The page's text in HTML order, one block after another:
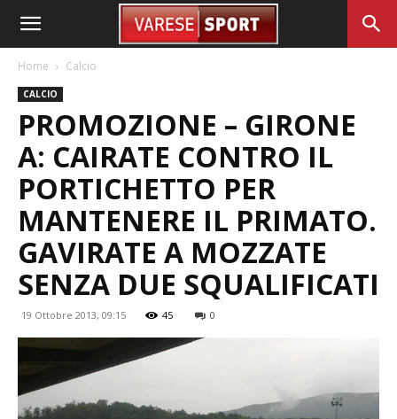
Home Calcio
CALCIO
PROMOZIONE – GIRONE
A: CAIRATE CONTRO IL
PORTICHETTO PER
MANTENERE IL PRIMATO.
GAVIRATE A MOZZATE
SENZA DUE SQUALIFICATI
19 Ottobre 2013, 09:15 45 0